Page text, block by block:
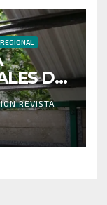
REGIONAL
DE
REVISTA